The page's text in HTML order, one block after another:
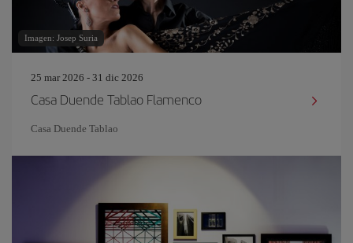
Imagen: Josep Suria
25 mar 2026 - 31 dic 2026
Casa Duende Tablao Flamenco
Casa Duende Tablao